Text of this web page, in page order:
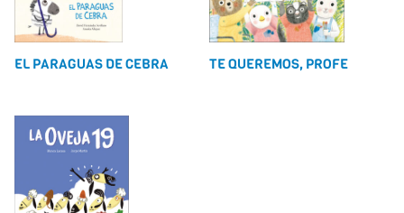
EL PARAGUAS DE CEBRA TE QUEREMOS, PROFE